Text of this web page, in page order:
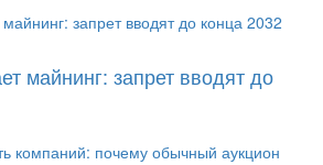
майнинг: запрет вводят до